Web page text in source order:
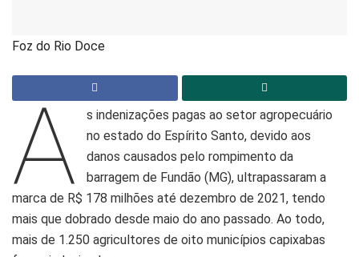
Foz do Rio Doce
A
s indenizações pagas ao setor agropecuário
no estado do Espírito Santo, devido aos
danos causados pelo rompimento da
barragem de Fundão (MG), ultrapassaram a
marca de R$ 178 milhões até dezembro de 2021, tendo
mais que dobrado desde maio do ano passado. Ao todo,
mais de 1.250 agricultores de oito municípios capixabas